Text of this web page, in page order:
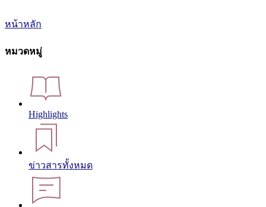
หน้าหลัก
หมวดหมู่
Highlights
ข่าวสารทั้งหมด